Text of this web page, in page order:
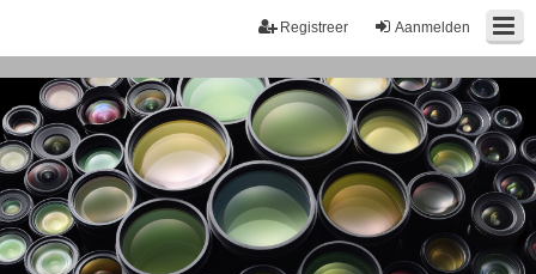
Aanmelden
Registreer